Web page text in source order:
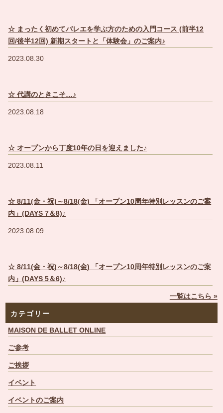
☆ まったく初めてバレエを学ぶ方のための入門コース (前半12
回/後半12回) 新期スタートと「体験会」のご案内♪
2023.08.30
☆ 代講のときこそ…♪
2023.08.18
☆ オープンから丁度10年の日を迎えました♪
2023.08.11
☆ 8/11(金・祝)～8/18(金) 「オープン10周年特別レッスンのご案
内」(DAYS 7＆8)♪
2023.08.09
☆ 8/11(金・祝)～8/18(金) 「オープン10周年特別レッスンのご案
内」(DAYS 5＆6)♪
一覧はこちら »
カテゴリー
MAISON DE BALLET ONLINE
ご参考
ご挨拶
イベント
イベントのご案内